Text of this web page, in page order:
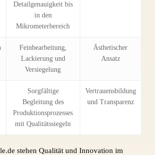
Detailgenauigkeit bis
in den
Mikrometerbereich
Feinbearbeitung,
Lackierung und
Versiegelung
Ästhetischer
Ansatz
Sorgfältige
Begleitung des
Produktionsprozesses
mit Qualitätssiegeln
Vertrauensbildung
und Transparenz
stehen Qualität und Innovation im